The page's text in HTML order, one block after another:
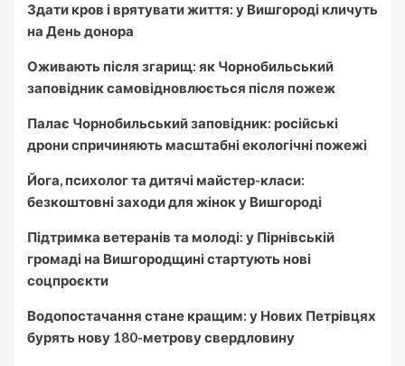
Здати кров і врятувати життя: у Вишгороді кличуть
на День донора
Оживають після згарищ: як Чорнобильський
заповідник самовідновлюється після пожеж
Палає Чорнобильський заповідник: російські
дрони спричиняють масштабні екологічні пожежі
Йога, психолог та дитячі майстер-класи:
безкоштовні заходи для жінок у Вишгороді
Підтримка ветеранів та молоді: у Пірнівській
громаді на Вишгородщині стартують нові
соцпроєкти
Водопостачання стане кращим: у Нових Петрівцях
бурять нову 180-метрову свердловину